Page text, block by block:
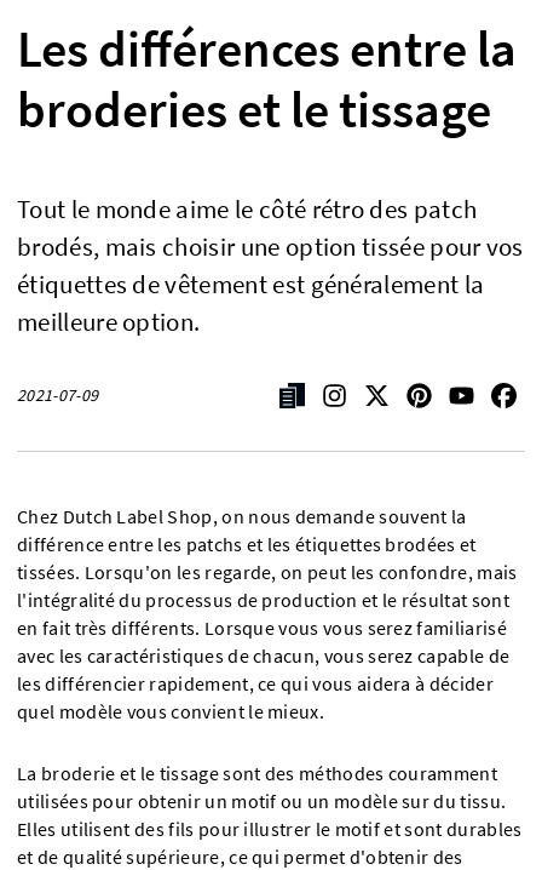
Les différences entre la
broderies et le tissage
Tout le monde aime le côté rétro des patch
brodés, mais choisir une option tissée pour vos
étiquettes de vêtement est généralement la
meilleure option.
2021-07-09
Chez Dutch Label Shop, on nous demande souvent la
différence entre les patchs et les étiquettes brodées et
tissées. Lorsqu'on les regarde, on peut les confondre, mais
l'intégralité du processus de production et le résultat sont
en fait très différents. Lorsque vous vous serez familiarisé
avec les caractéristiques de chacun, vous serez capable de
les différencier rapidement, ce qui vous aidera à décider
quel modèle vous convient le mieux.
La broderie et le tissage sont des méthodes couramment
utilisées pour obtenir un motif ou un modèle sur du tissu.
Elles utilisent des fils pour illustrer le motif et sont durables
et de qualité supérieure, ce qui permet d'obtenir des